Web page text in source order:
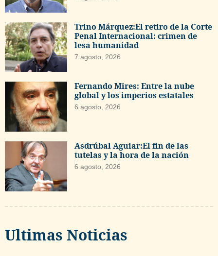
Trino Márquez:El retiro de la Corte
Penal Internacional: crimen de
lesa humanidad
7 agosto, 2026
Fernando Mires: Entre la nube
global y los imperios estatales
6 agosto, 2026
Asdrúbal Aguiar:El fin de las
tutelas y la hora de la nación
6 agosto, 2026
Ultimas Noticias